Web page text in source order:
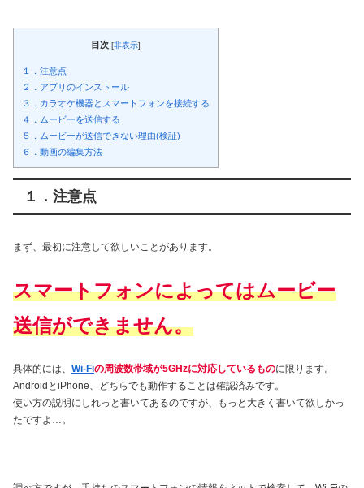
目次 [非表示]
１．注意点
２．アプリのインストール
３．カラオケ機器とスマートフォンを接続する
４．ムービーを送信する
５．ムービーが送信できない理由(検証)
６．動画の編集方法
１．注意点
まず、最初に注意して欲しいことがあります。
スマートフォンによってはムービー
送信ができません。
具体的には、 Wi-Fiの周波数帯域が5GHzに対応しているものに限ります。
AndroidとiPhone、どちらでも動作することは確認済みです。
使い方の説明にしれっと書いてあるのですが、もっと大きく書いて欲しかっ
たですよ…。